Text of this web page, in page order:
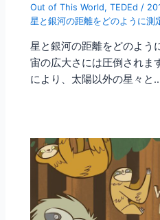
Out of This World,TEDEd /
星と銀河の距離をどのように測
星と銀河の距離をどのよう
宙の広大さには圧倒されま
により、太陽以外の星々と